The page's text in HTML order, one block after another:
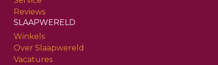
Reviews
SLAAPWERELD
Winkels
Over Slaapwereld
Vacatures